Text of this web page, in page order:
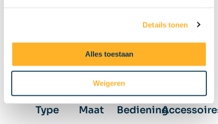
Details tonen
Alles toestaan
Weigeren
De juiste keuze in 4
stappen
Type Maat Bediening